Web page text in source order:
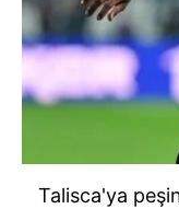
Talisca'ya